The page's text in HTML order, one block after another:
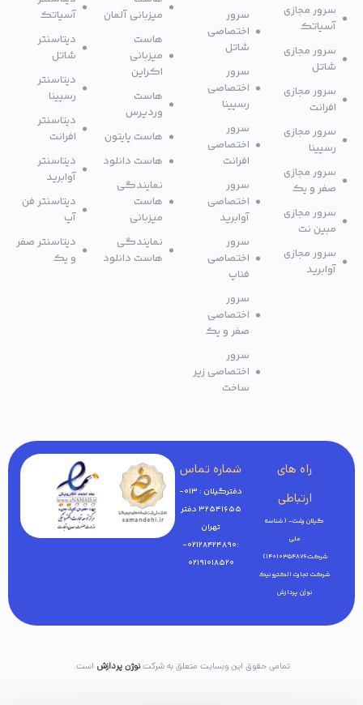
سرور مجازی
آسیاتک
سرور مجازی
شاتل
سرور مجازی
افرانت
سرور مجازی
رسپینا
سرور مجازی
صفر و یک
سرور مجازی
مبین نت
سرور مجازی
آوابرید
سرور
اختصاصی
شاتل
سرور
اختصاصی
رسپینا
سرور
اختصاصی
افرانت
سرور
اختصاصی
آوابرید
سرور
اختصاصی
فناپ
سرور
اختصاصی
صفر و یک
سرور
اختصاصی زیر
ساخت
میزبانی آلمان
هاست
میزبانی
اکراین
هاست
وردپرس
هاست پایتون
هاست دانلود
نمایندگی
هاست
میزبانی
نمایندگی
هاست دانلود
آسیاتک
دیتاسنتر
شاتل
دیتاسنتر
رسپینا
دیتاسنتر
افرانت
دیتاسنتر
آوابرید
دیتاسنتر فن
آپ
دیتاسنتر صفر
و یک
راه های
ارتباطی
گیلان رشت- ( شناسه
ملی
شرکت:14010354876)
شرکت تجارت الکترونیک
نوژن پردازش
شماره تماس
دفترگیلان : 013-
32541655 دفتر
تهران
:02128424890-
02191018520
تمامی حقوق این وبسایت متعلق به شرکتنوژن پردازش است.